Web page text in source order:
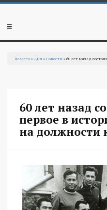
Перейти к основному содержанию
Мобильное
Повестка Дня »Новости » 60 лет назад
60 лет назад
первое в
на должности